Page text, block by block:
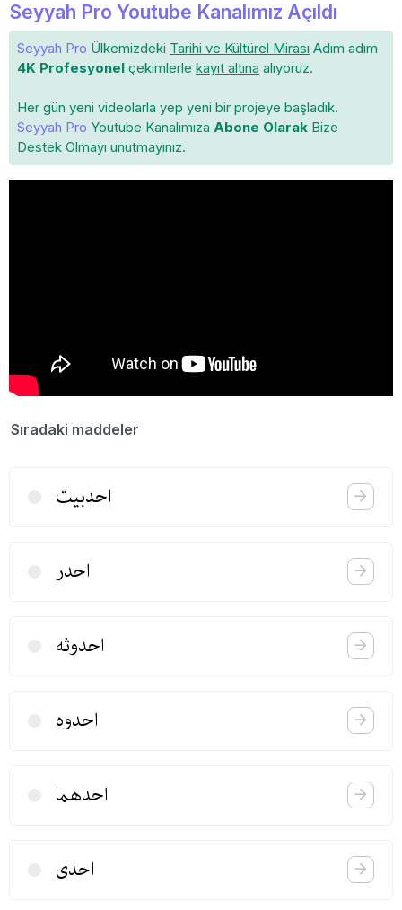
Seyyah Pro Youtube Kanalımız Açıldı
Seyyah Pro Ülkemizdeki Tarihi ve Kültürel Mirası Adım adım
4K Profesyonel çekimlerle kayıt altına alıyoruz.
Her gün yeni videolarla yep yeni bir projeye başladık.
Seyyah Pro Youtube Kanalımıza Abone Olarak Bize
Destek Olmayı unutmayınız.
Sıradaki maddeler
احدبیت
احدر
احدوثه
احدوه
احدهما
احدی